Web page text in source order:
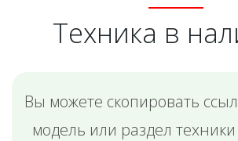
Техника в
Вы можете скопировать
модель или раздел